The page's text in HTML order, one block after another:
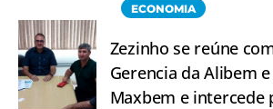
ECONOMIA
Zezinho se reúne
Gerencia da Alibem
Maxbem e intercede